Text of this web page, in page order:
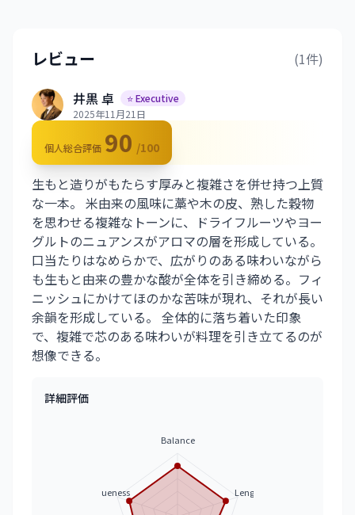
レビュー (1件)
井黒 卓
⭐ Executive
2025年11月21日
個人総合評価 90 /100
生もと造りがもたらす厚みと複雑さを併せ持つ上質
な一本。 米由来の風味に藁や木の皮、熟した穀物
を思わせる複雑なトーンに、ドライフルーツやヨー
グルトのニュアンスがアロマの層を形成している。
口当たりはなめらかで、広がりのある味わいながら
も生もと由来の豊かな酸が全体を引き締める。フィ
ニッシュにかけてほのかな苦味が現れ、それが長い
余韻を形成している。 全体的に落ち着いた印象
で、複雑で芯のある味わいが料理を引き立てるのが
想像できる。
詳細評価
Balance
Length
Uniqueness